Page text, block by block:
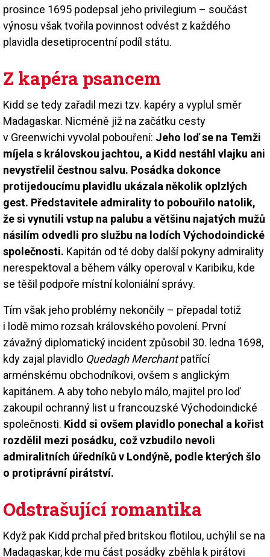
prosince 1695 podepsal jeho privilegium – součást
výnosu však tvořila povinnost odvést z každého
plavidla desetiprocentní podíl státu.
Z kapéra psancem
Kidd se tedy zařadil mezi tzv. kapéry a vyplul směr
Madagaskar. Nicméně již na začátku cesty
v Greenwichi vyvolal pobouření: Jeho loď se na Temži
míjela s královskou jachtou, a Kidd nestáhl vlajku ani
nevystřelil čestnou salvu. Posádka dokonce
protijedoucímu plavidlu ukázala několik oplzlých
gest. Představitele admirality to pobouřilo natolik,
že si vynutili vstup na palubu a většinu najatých mužů
násilím odvedli pro službu na lodích Východoindické
společnosti. Kapitán od té doby další pokyny admirality
nerespektoval a během války operoval v Karibiku, kde
se těšil podpoře místní koloniální správy.
Tím však jeho problémy nekončily – přepadal totiž
i lodě mimo rozsah královského povolení. První
závažný diplomatický incident způsobil 30. ledna 1698,
kdy zajal plavidlo Quedagh Merchantpatřící
arménskému obchodníkovi, ovšem s anglickým
kapitánem. A aby toho nebylo málo, majitel pro loď
zakoupil ochranný list u francouzské Východoindické
společnosti. Kidd si ovšem plavidlo ponechal a kořist
rozdělil mezi posádku, což vzbudilo nevoli
admiralitních úředníků v Londýně, podle kterých šlo
o protiprávní pirátství.
Odstrašující romantika
Když pak Kidd prchal před britskou flotilou, uchýlil se na
Madagaskar, kde mu část posádky zběhla k pirátovi